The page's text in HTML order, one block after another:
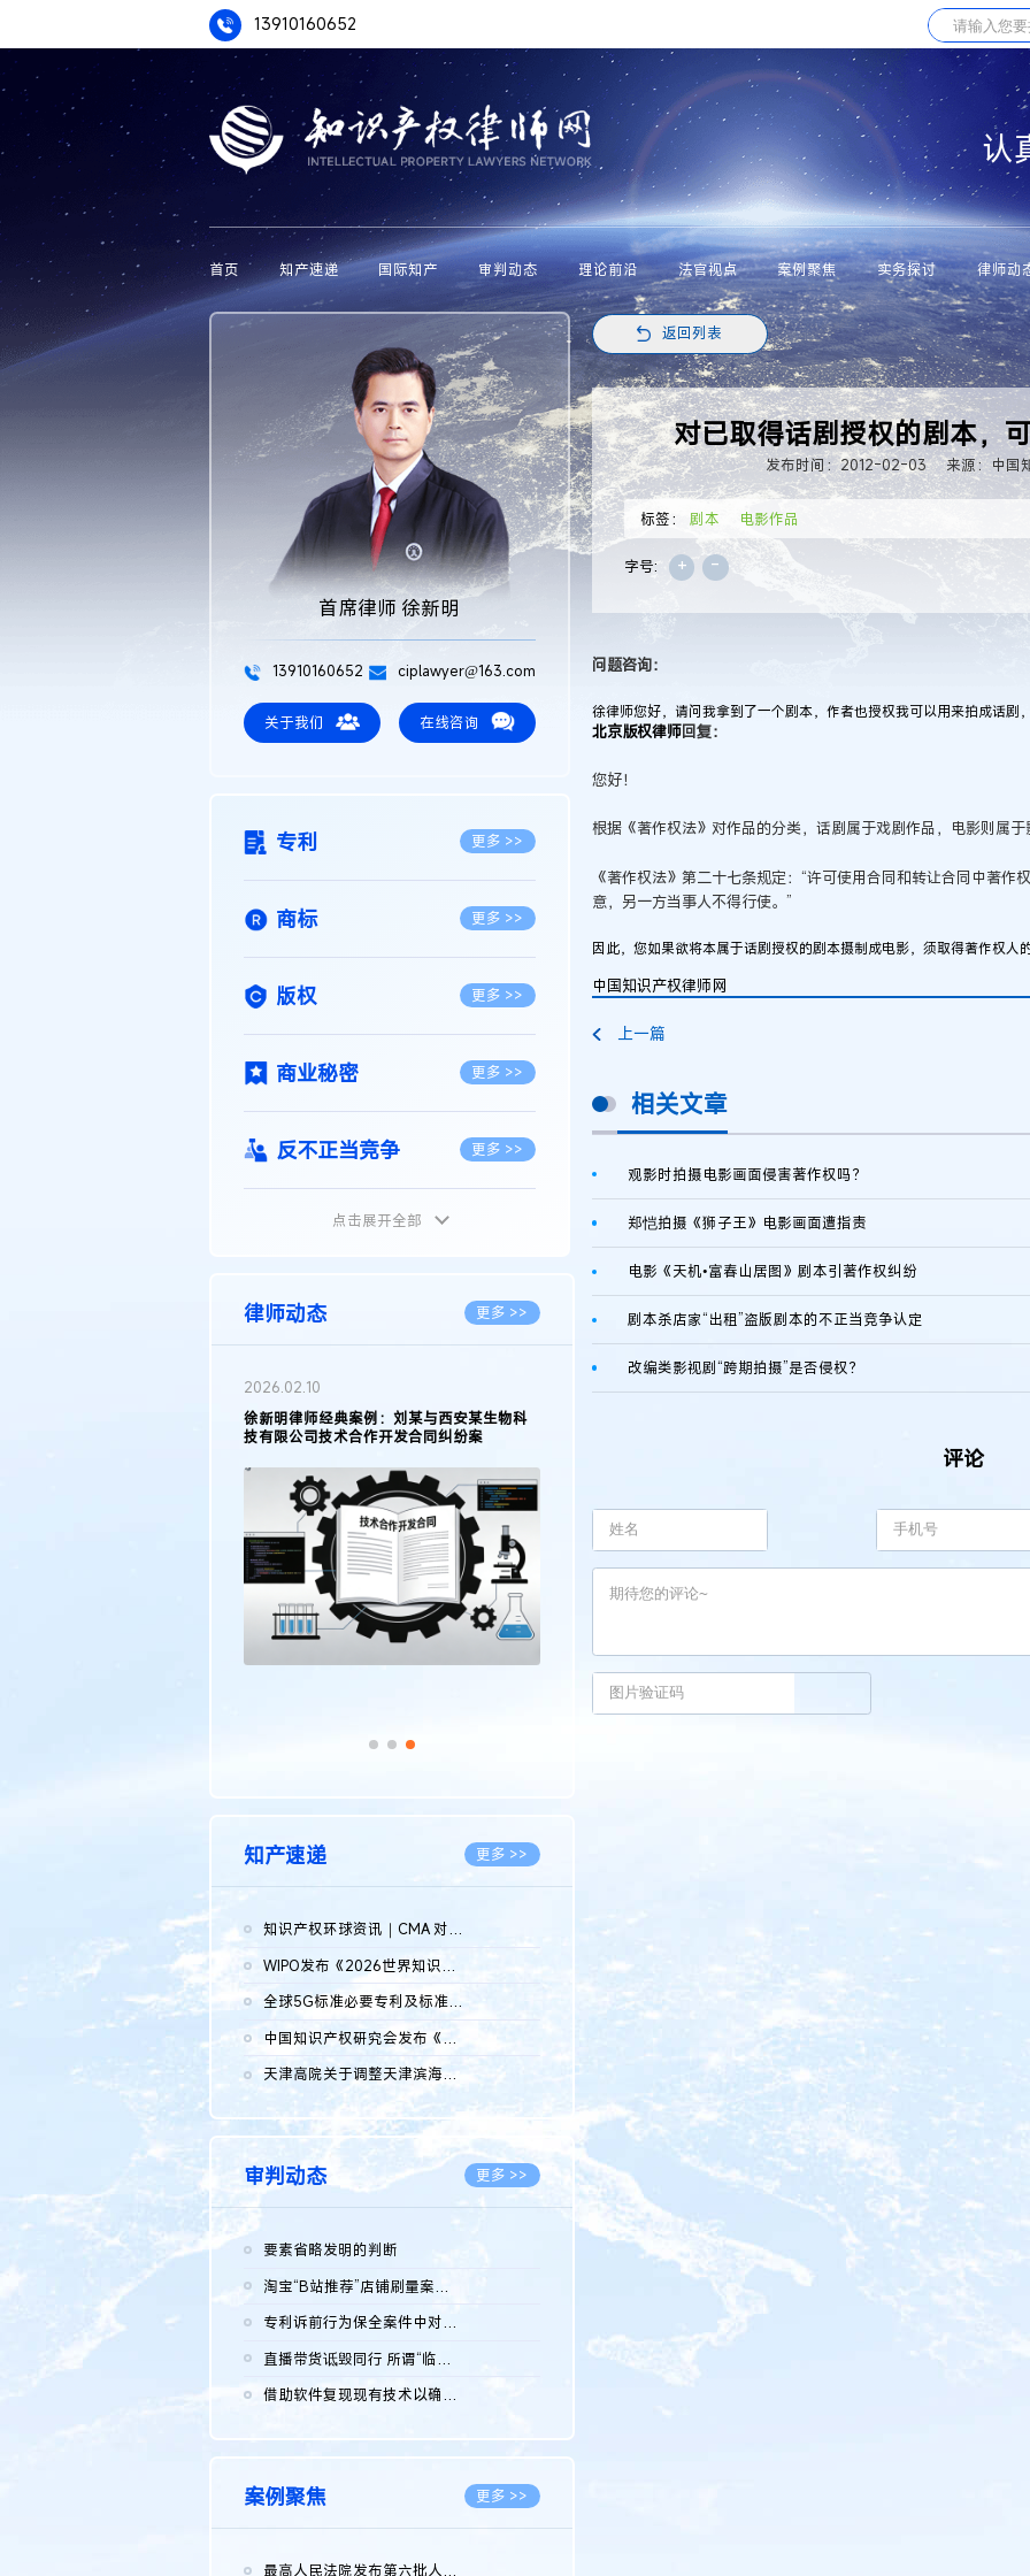
13910160652
认
首页 知产速递 国际知产 审判动态 理论前沿 法官视点 案例聚焦 实务探讨 律师动
首席律师 徐新明
13910160652 ciplawyer@163.com
关于我们 在线咨询
专利 更多 >>
商标 更多 >>
版权 更多 >>
商业秘密 更多 >>
反不正当竞争 更多 >>
植物新品种
地理标志 更多 >>
集成电路布图设计
传统文化 更多 >>
点击展开全部
律师动态 更多 >>
2026.05.11
徐新明律师接受《天津日报》采访：解读
2025年度天津市专利行政保护案例
2026.03.09
2026.02.10
知产速递 更多 >>
知识产权环球资讯｜CMA 对微软发起调查；批量搬运二手平台数据构...
WIPO发布《2026世界知识产权报告》 含报告全文
全球5G标准必要专利及标准提案研究报告（2026年）全文发布
中国知识产权研究会发布《2025年度中国企业海外知识产权纠纷调查...
2026.08.07
天津高院关于调整天津滨海高新技术产业开发区华苑科技园一审普通...
2026.08.07
审判动态 更多 >>
要素省略发明的判断
淘宝“B站推荐”店铺刷量案维持原判，两被告连带赔偿150万元
专利诉前行为保全案件中对仿制药申请人曾作出三类声明的考量及违...
直播带货诋毁同行 所谓“临场发挥”不免责
借助软件复现现有技术以确认相关参数特征是否被公开
案例聚焦 更多 >>
最高人民法院发布第六批人民法院种业知识产权司法保护典型案例 含...
返回列表
对已取得话剧授权的剧本，
发布时间：2012-02-03 来源：中国
标签： 剧本 电影作品
字号: + -
问题咨询：
徐律师您好，请问我拿到了一个剧本，作者也授权我可以用来拍成话剧
北京版权律师回复：
您好！
根据《著作权法》对作品的分类，话剧属于戏剧作品，电影则属
《著作权法》第二十七条规定：“许可使用合同和转让合同中著
意，另一方当事人不得行使。”
因此，您如果欲将本属于话剧授权的剧本摄制成电影，须取得著作权人
中国知识产权律师网
上一篇
相关文章
观影时拍摄电影画面侵害著作权吗？
郑恺拍摄《狮子王》电影画面遭指责
电影《天机•富春山居图》剧本引著作权纠纷
剧本杀店家“出租”盗版剧本的不正当竞争认定
改编类影视剧“跨期拍摄”是否侵权？
评论